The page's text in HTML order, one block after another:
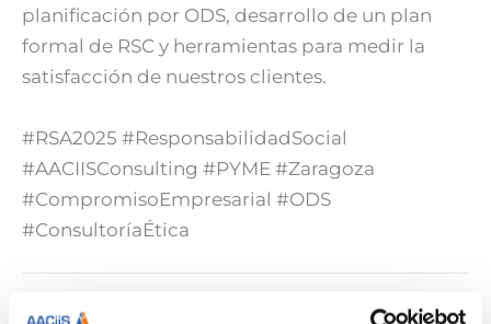
planificación por ODS, desarrollo de un plan
formal de RSC y herramientas para medir la
satisfacción de nuestros clientes.
#RSA2025 #ResponsabilidadSocial
#AACIISConsulting #PYME #Zaragoza
#CompromisoEmpresarial #ODS
#ConsultoríaÉtica
ANTERIOR